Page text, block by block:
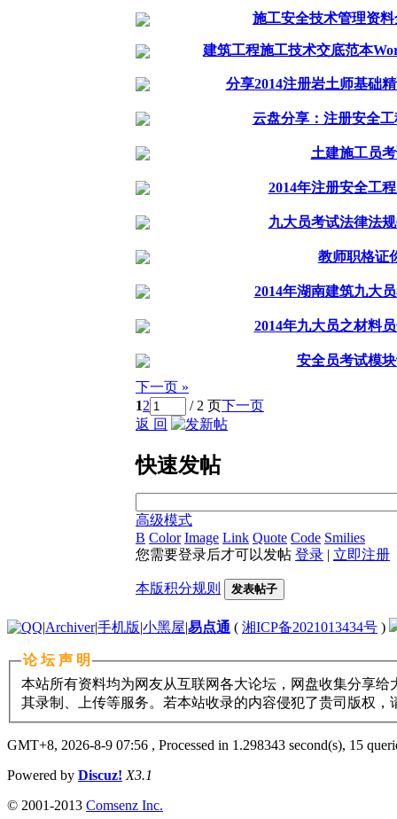
施工安全技术管理资
建筑工程施工技术交底范本
分享2014注册岩土师基础
云盘分享：注册安全
土建施工员
2014年注册安全工
九大员考试法律法
教师职格证
2014年湖南建筑九大
2014年九大员之材料
安全员考试模
下一页 »
12 / 2 页下一页
返 回
快速发帖
高级模式
B Color Image Link Quote Code Smilies
您需要登录后才可以发帖 登录 | 立即注册
本版积分规则 发表帖子
|Archiver|手机版|小黑屋|易点通 ( 湘ICP备2021013434号 )
论 坛 声 明
本站所有资料均为网友从互联网各大论坛，网盘收集分享
其录制、上传等服务。若本站收录的内容侵犯了贵司版权，
GMT+8, 2026-8-9 07:56 , Processed in 1.298343 second(s), 15
Powered by Discuz! X3.1
© 2001-2013 Comsenz Inc.